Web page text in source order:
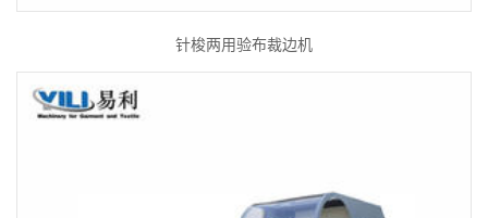
针梭两用验布裁边机